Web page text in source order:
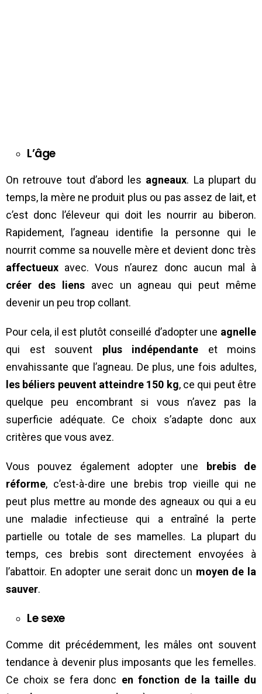
L’âge
On retrouve tout d’abord les agneaux. La plupart du
temps, la mère ne produit plus ou pas assez de lait, et
c’est donc l’éleveur qui doit les nourrir au biberon.
Rapidement, l’agneau identifie la personne qui le
nourrit comme sa nouvelle mère et devient donc très
affectueux avec. Vous n’aurez donc aucun mal à
créer des liensavec un agneau qui peut même
devenir un peu trop collant.
Pour cela, il est plutôt conseillé d’adopter une agnelle
qui est souvent plus indépendante et moins
envahissante que l’agneau. De plus, une fois adultes,
les béliers peuvent atteindre 150 kg, ce qui peut être
quelque peu encombrant si vous n’avez pas la
superficie adéquate. Ce choix s’adapte donc aux
critères que vous avez.
Vous pouvez également adopter une brebis de
réforme, c’est-à-dire une brebis trop vieille qui ne
peut plus mettre au monde des agneaux ou qui a eu
une maladie infectieuse qui a entraîné la perte
partielle ou totale de ses mamelles. La plupart du
temps, ces brebis sont directement envoyées à
l’abattoir. En adopter une serait donc un moyen de la
sauver.
Le sexe
Comme dit précédemment, les mâles ont souvent
tendance à devenir plus imposants que les femelles.
Ce choix se fera donc en fonction de la taille du